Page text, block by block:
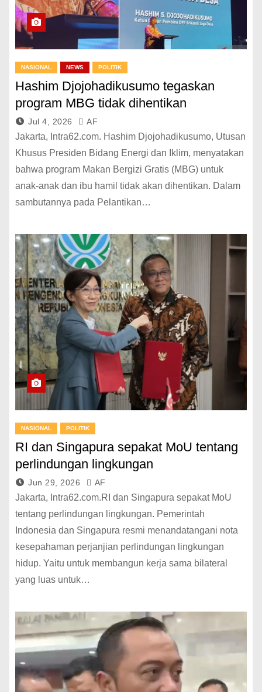
NASIONAL NEWS POLITIK
Hashim Djojohadikusumo tegaskan
program MBG tidak dihentikan
Jul 4, 2026 AF
Jakarta, Intra62.com. Hashim Djojohadikusumo, Utusan
Khusus Presiden Bidang Energi dan Iklim, menyatakan
bahwa program Makan Bergizi Gratis (MBG) untuk
anak-anak dan ibu hamil tidak akan dihentikan. Dalam
sambutannya pada Pelantikan…
NASIONAL POLITIK
RI dan Singapura sepakat MoU tentang
perlindungan lingkungan
Jun 29, 2026 AF
Jakarta, Intra62.com.RI dan Singapura sepakat MoU
tentang perlindungan lingkungan. Pemerintah
Indonesia dan Singapura resmi menandatangani nota
kesepahaman perjanjian perlindungan lingkungan
hidup. Yaitu untuk membangun kerja sama bilateral
yang luas untuk…